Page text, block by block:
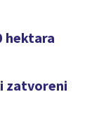
hektara
zatvoreni